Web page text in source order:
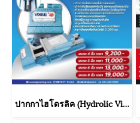
ปากกาไฮโดรลิค (Hydrolic Vise)